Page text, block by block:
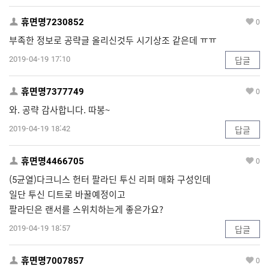
휴면명7230852 0
부족한 정보로 공략글 올리신것두 시기상조 같은데 ㅠㅠ
2019-04-19 17:10 답글
휴면명7377749 0
와. 공략 감사합니다. 따봉~
2019-04-19 18:42 답글
휴면명4466705 0
(5균열)다크니스 헌터 팔라딘 투신 리퍼 매화 구성인데
일단 투신 디트로 바꿀예정이고
팔라딘은 랜서를 스위치하는게 좋은가요?
2019-04-19 18:57 답글
휴면명7007857 0